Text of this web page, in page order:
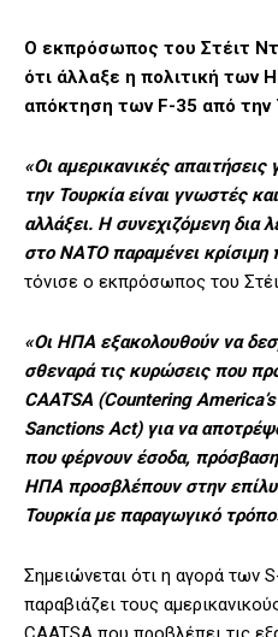
Ο εκπρόσωπος του Στέιτ
ότι άλλαξε η πολιτική των
απόκτηση των F-35 από την
«Οι αμερικανικές
την Τουρκία είναι γνωστές
αλλάξει. Η συνεχιζόμενη δια
στο ΝΑΤΟ παραμένει
τόνισε ο εκπρόσωπος του
«Οι ΗΠΑ εξακολουθούν να
σθεναρά τις κυρώσεις που
CAATSA (Countering
Sanctions Act) για να
που φέρνουν έσοδα,
ΗΠΑ προσβλέπουν στην
Τουρκία με παραγωγικό
Σημειώνεται ότι η αγορά των
παραβιάζει τους